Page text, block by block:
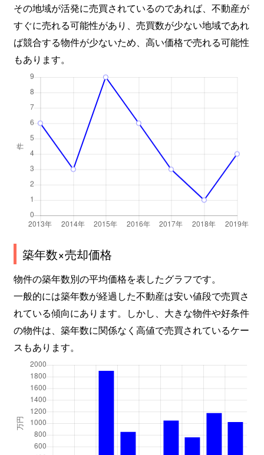
その地域が活発に売買されているのであれば、不動産が
すぐに売れる可能性があり、売買数が少ない地域であれ
ば競合する物件が少ないため、高い価格で売れる可能性
もあります。
築年数×売却価格
物件の築年数別の平均価格を表したグラフです。
一般的には築年数が経過した不動産は安い値段で売買さ
れている傾向にあります。しかし、大きな物件や好条件
の物件は、築年数に関係なく高値で売買されているケー
スもあります。